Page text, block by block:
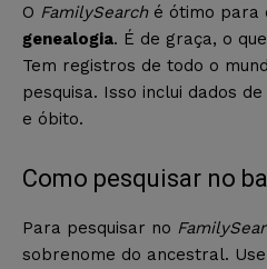
O FamilySearché ótimo para
genealogia. É de graça, o
Tem registros de todo o
pesquisa. Isso inclui dados
e óbito.
Como pesquisar no
Para pesquisar no
sobrenome do ancestral.